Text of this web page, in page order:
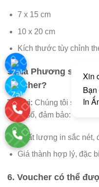
7 x 15 cm
10 x 20 cm
Kích thước tùy chỉnh
5.Hà Phương sử
voucher?
Trả lời: Chúng tôi sử
thuật số, đảm bảo:
Chất lượng in sắc nét,
Giá thành hợp lý, đặc
6. Voucher có thể